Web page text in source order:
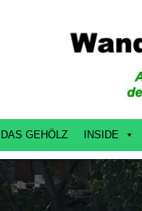
DAS GEHÖLZ INSIDE